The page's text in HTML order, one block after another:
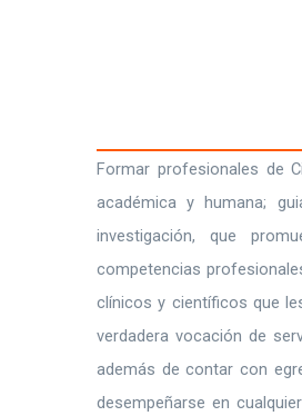
Formar profesionales de
académica y humana;
investigación, que
competencias
clínicos y científicos que
verdadera vocación de
además de contar con
desempeñarse en